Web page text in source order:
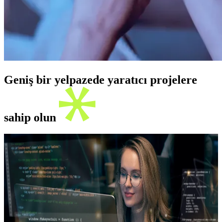
Geniş bir yelpazede yaratıcı projelere
sahip olun